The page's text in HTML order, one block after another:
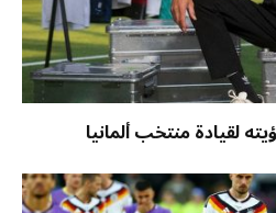
لقيادة منتخب ألمانيا